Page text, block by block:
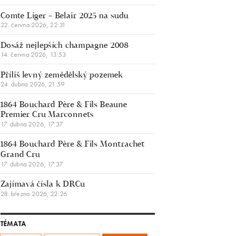
Comte Liger – Belair 2025 na sudu
22. června 2026, 22:31
Dosáž nejlepších champagne 2008
14. června 2026, 13:53
Příliš levný zemědělský pozemek
24. dubna 2026, 21:59
1864 Bouchard Père & Fils Beaune
Premier Cru Marconnets
17. dubna 2026, 17:37
1864 Bouchard Père & Fils Montrachet
Grand Cru
17. dubna 2026, 17:37
Zajímavá čísla k DRCu
28. března 2026, 22:26
TÉMATA